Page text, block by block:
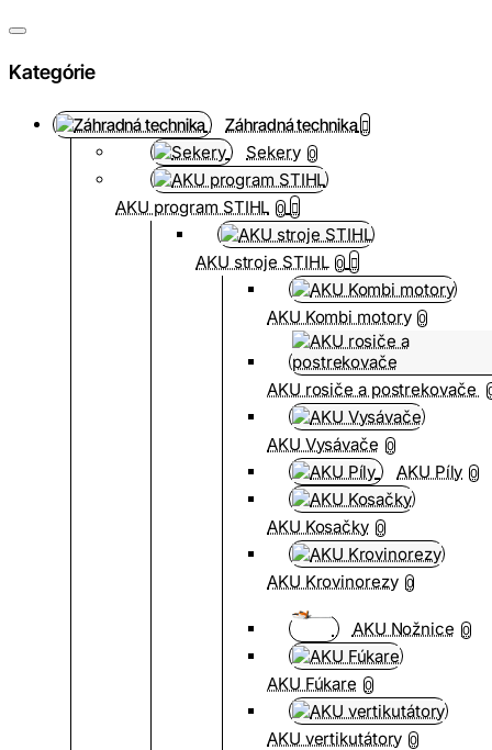
Kategórie
Záhradná technika
Sekery 0
AKU program STIHL 0
AKU stroje STIHL 0
AKU Kombi motory 0
AKU rosiče a postrekovače
AKU Vysávače 0
AKU Píly 0
AKU Kosačky 0
AKU Krovinorezy 0
AKU Nožnice 0
AKU Fúkare 0
AKU vertikutátory 0